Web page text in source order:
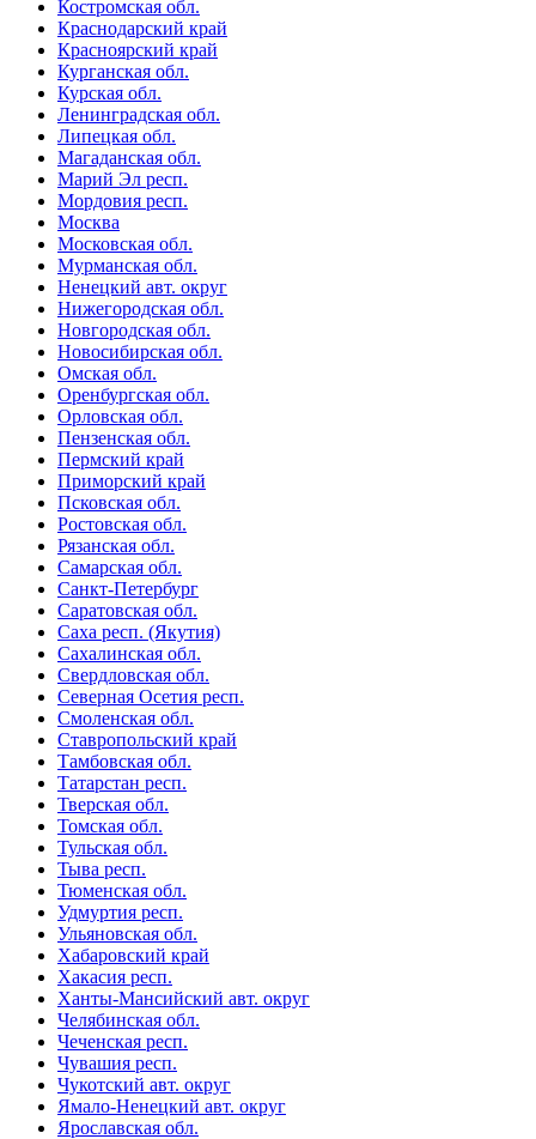
Костромская обл.
Краснодарский край
Красноярский край
Курганская обл.
Курская обл.
Ленинградская обл.
Липецкая обл.
Магаданская обл.
Марий Эл респ.
Мордовия респ.
Москва
Московская обл.
Мурманская обл.
Ненецкий авт. округ
Нижегородская обл.
Новгородская обл.
Новосибирская обл.
Омская обл.
Оренбургская обл.
Орловская обл.
Пензенская обл.
Пермский край
Приморский край
Псковская обл.
Ростовская обл.
Рязанская обл.
Самарская обл.
Санкт-Петербург
Саратовская обл.
Саха респ. (Якутия)
Сахалинская обл.
Свердловская обл.
Северная Осетия респ.
Смоленская обл.
Ставропольский край
Тамбовская обл.
Татарстан респ.
Тверская обл.
Томская обл.
Тульская обл.
Тыва респ.
Тюменская обл.
Удмуртия респ.
Ульяновская обл.
Хабаровский край
Хакасия респ.
Ханты-Мансийский авт. округ
Челябинская обл.
Чеченская респ.
Чувашия респ.
Чукотский авт. округ
Ямало-Ненецкий авт. округ
Ярославская обл.